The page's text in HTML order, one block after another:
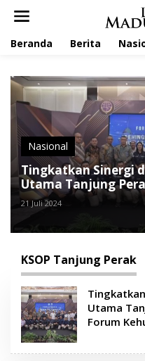
Beranda Berita
Nasional
Tingkatkan Sinergi
Utama Tanjung
Kehumasan
21 Juli 2024
KSOP Tanjung Perak
Utama
Forum